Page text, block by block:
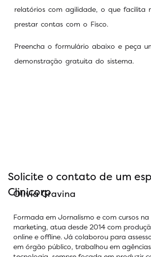
relatórios com agilidade, o que facilita
prestar contas com o Fisco.
Preencha o formulário abaixo e peça
demonstração gratuita do sistema.
Solicite o contato de um
Clinicorp
Olivia Gravina
Formada em Jornalismo e com cursos
marketing, atua desde 2014 com
online e offline. Já colaborou para
em órgão público, trabalhou em